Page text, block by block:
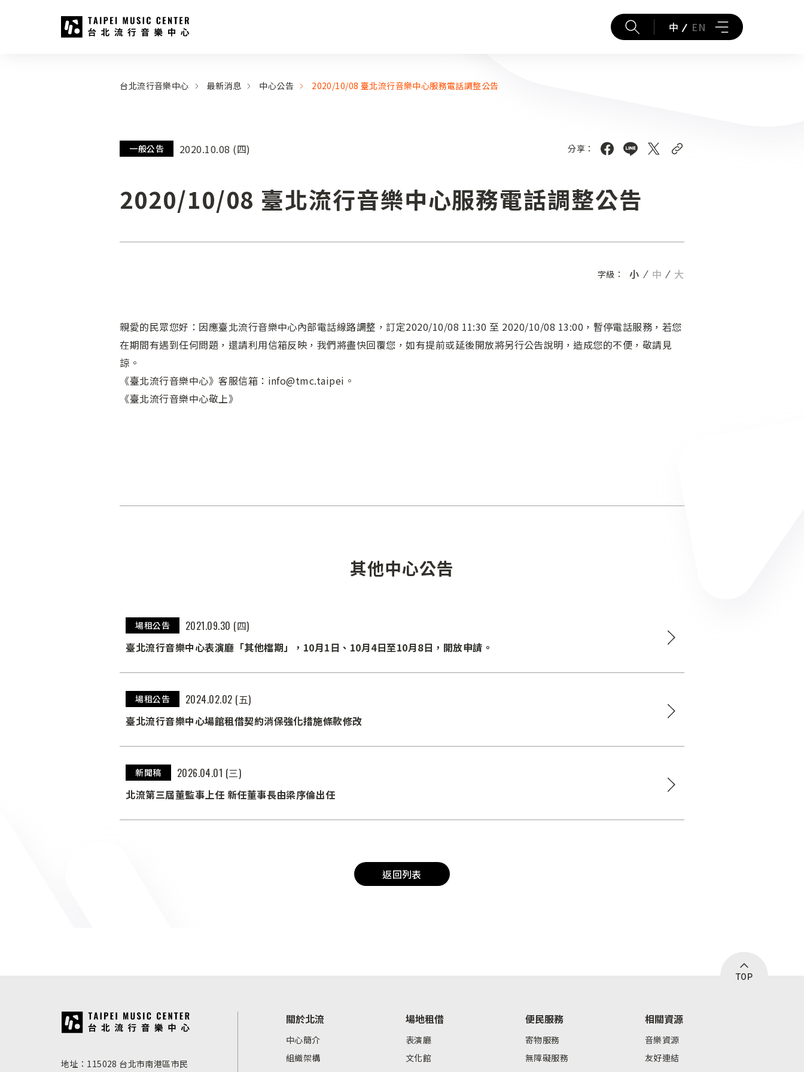
::: 中 EN
台北流行音樂中心 最新消息 中心公告 2020/10/08 臺北流行音樂中心服務電話調整公告
一般公告 2020.10.08 (四) 分享：
2020/10/08 臺北流行音樂中心服務電話調整公告
字級： 小 中 大
親愛的民眾您好：因應臺北流行音樂中心內部電話線路調整，訂定2020/10/08 11:30 至 2020/10/08 13:00，暫停電話服務，若您
在期間有遇到任何問題，還請利用信箱反映，我們將盡快回覆您，如有提前或延後開放將另行公告說明，造成您的不便，敬請見
諒。
《臺北流行音樂中心》客服信箱：info@tmc.taipei。
《臺北流行音樂中心敬上》
其他中心公告
場租公告
2021.09.30 (四)
臺北流行音樂中心表演廳「其他檔期」，10月1日、10月4日至10月8日，開放申請。
場租公告
2024.02.02 (五)
臺北流行音樂中心場館租借契約消保強化措施條款修改
新聞稿
2026.04.01 (三)
北流第三屆董監事上任 新任董事長由梁序倫出任
返回列表
TOP
:::
地址：115028 台北市南港區市民
關於北流
中心簡介
組織架構
場地租借
表演廳
文化館
便民服務
寄物服務
無障礙服務
相關資源
音樂資源
友好連結